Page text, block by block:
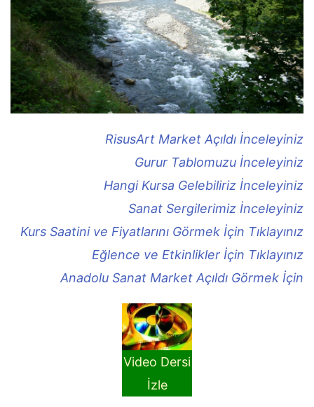
RisusArt Market Açıldı İnceleyiniz
Gurur Tablomuzu İnceleyiniz
Hangi Kursa Gelebiliriz İnceleyiniz
Sanat Sergilerimiz İnceleyiniz
Kurs Saatini ve Fiyatlarını Görmek İçin Tıklayınız
Eğlence ve Etkinlikler İçin Tıklayınız
Anadolu Sanat Market Açıldı Görmek İçin
Video Dersi
İzle